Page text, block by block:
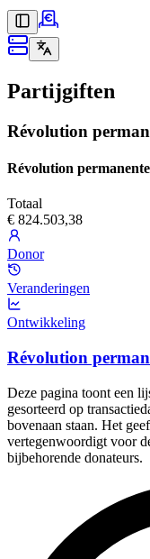
Partijgiften
Révolution
Révolution
Totaal
€ 824.503,38
Donor
Veranderingen
Ontwikkeling
Révolution
Deze pagina toont een
gesorteerd op
bovenaan staan. Het
vertegenwoordigt voor
bijbehorende donateurs.